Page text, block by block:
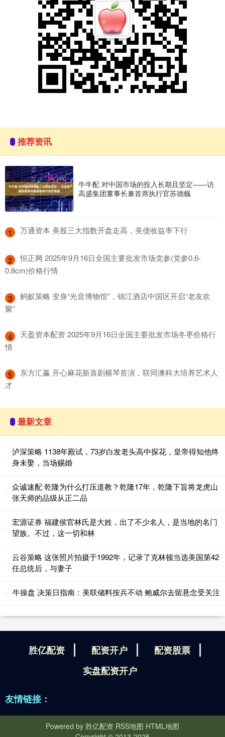
推荐资讯
牛牛配 对中国市场的投入长期且坚定——访
高盛集团董事长兼首席执行官苏德巍
1 ​万通资本 美股三大指数开盘走高，美债收益率下行
2
​恒正网 2025年9月16日全国主要批发市场党参(党参0.6-
0.8cm)价格行情
3
​蚂蚁策略 变身“光音博物馆”，锦江酒店中国区开启“老友欢
聚”
4
​天盈资本配资 2025年9月16日全国主要批发市场冬枣价格行
情
5
​东方汇赢 开心麻花新喜剧横琴首演，联同澳科大培养艺术人
才
最新文章
泸深策略 1138年殿试，73岁白发老头高中探花，皇帝得知他终
身未娶，当场赐婚
众诚速配 乾隆为什么打压道教？乾隆17年，乾隆下旨将龙虎山
张天师的品级从正二品
宏源证券 福建侯官林氏是大姓，出了不少名人，是当地的名门
望族。不过，这一切和林
云谷策略 这张照片拍摄于1992年，记录了克林顿当选美国第42
任总统后，与妻子
牛操盘 决策日指南：美联储料按兵不动 鲍威尔去留悬念受关注
胜亿配资 配资开户
配资股票
实盘配资开户
友情链接：
Powered by 胜亿配资 RSS地图 HTML地图